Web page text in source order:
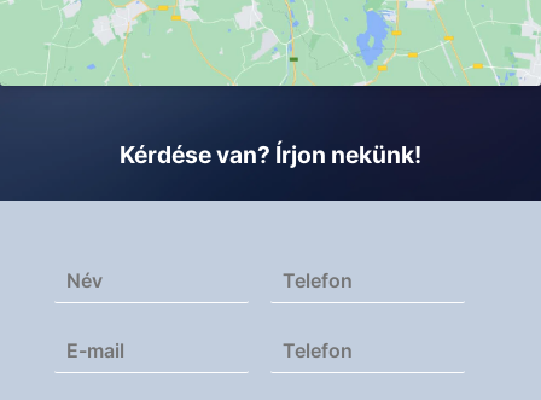
Kérdése van? Írjon nekünk!